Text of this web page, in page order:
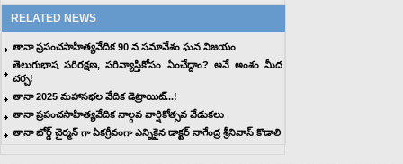
RELATED NEWS
తానా ప్రపంచసాహిత్యవేదిక 90 వ సమావేశం ఘన విజయం
తెలుగుభాష పరిరక్షణ, పరివ్యాప్తికోసం ఏంచేద్దాం? అనే అంశం మీద
చర్చ!
తానా 2025 మహాసభల వేదిక డెట్రాయిట్‌...!
తానా ప్రపంచసాహిత్యవేదిక నాల్గవ వార్షికోత్సవ వేడుకలు
తానా బోర్డ్ చైర్మన్ గా ఏకగ్రీవంగా ఎన్నికైన డాక్టర్ నాగేంద్ర శ్రీనివాస్ కొడాలి